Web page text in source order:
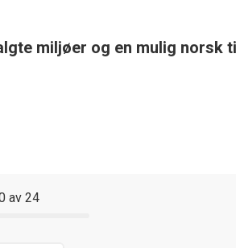
miljøer og en mulig norsk
av 24